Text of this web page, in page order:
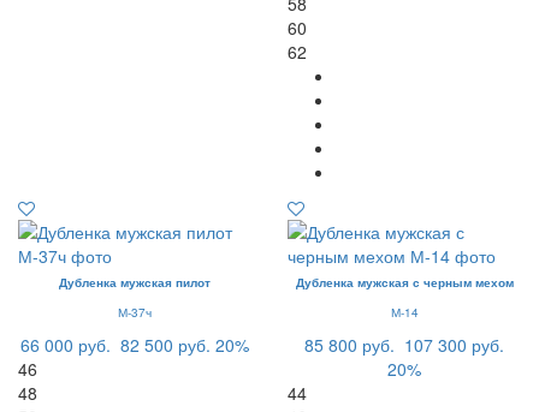
60
62
Дубленка мужская пилот
М-37ч
66 000 руб. 82 500 руб. 20%
46
48
Дубленка мужская с черным мехом
М-14
85 800 руб. 107 300 руб.
20%
44